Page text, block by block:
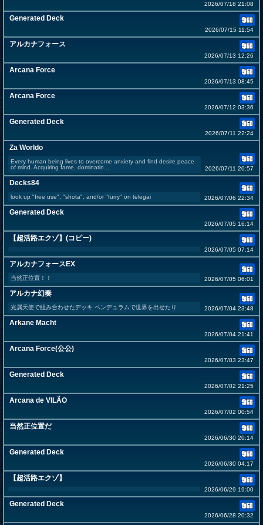
2026/07/18 21:08
Generated Deck
2026/07/15 11:54
アルカナフォース
2026/07/13 12:26
Arcana Force
2026/07/13 08:45
Arcana Force
2026/07/12 03:36
Generated Deck
2026/07/11 22:24
Za Worldo
Every human being lives to overcome anxiety and find desire peace
of mind. Acquiring fame, dominatin...
2026/07/11 20:57
Decks84
look up "free use", "shota", and/or "furry" on telegai 2026/07/06 22:34
Generated Deck
2026/07/05 16:14
【超活路エクゾ】(コピー)
2026/07/05 07:14
アルカナフォースEX
当然正位置！！ 2026/07/05 06:01
アルカナ幻奏
光属天使で組み合わせたデッキ ペンデュラムで世界を出せたり 2026/07/04 23:48
Arkane Macht
2026/07/04 21:41
Arcana Force(公公)
2026/07/03 23:47
Generated Deck
2026/07/02 21:25
Arcana de VILÃO
2026/07/02 00:54
当然正位置だ
2026/06/30 20:14
Generated Deck
2026/06/30 04:17
【超活路エクゾ】
2026/06/29 19:00
Generated Deck
2026/06/28 20:32